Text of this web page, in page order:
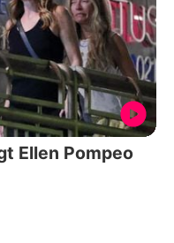
Ellen Pompeo